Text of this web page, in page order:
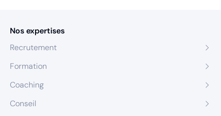
Nos expertises
Recrutement
Formation
Coaching
Conseil